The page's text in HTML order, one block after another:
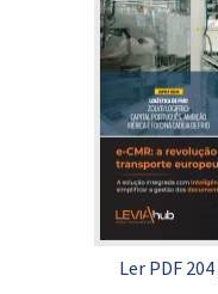
Ler PDF 204